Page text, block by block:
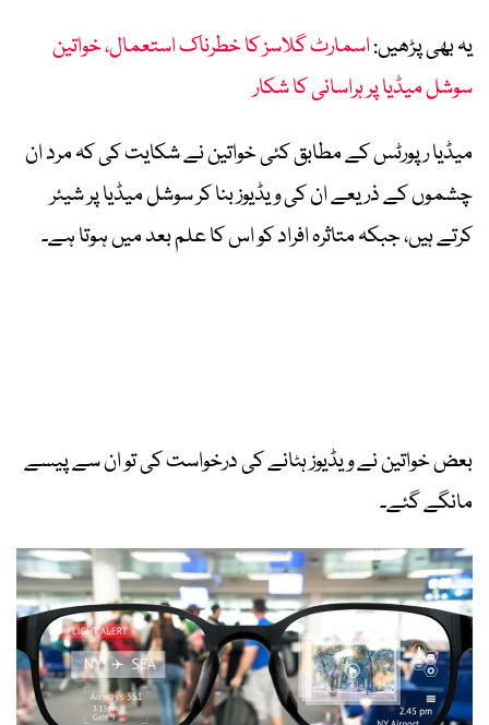
یہ بھی پڑھیں:اسمارٹ گلاسز کا خطرناک استعمال، خواتین
سوشل میڈیا پر ہراسانی کا شکار
میڈیا رپورٹس کے مطابق کئی خواتین نے شکایت کی کہ مرد ان
چشموں کے ذریعے ان کی ویڈیوز بنا کر سوشل میڈیا پر شیئر
کرتے ہیں، جبکہ متاثرہ افراد کو اس کا علم بعد میں ہوتا ہے۔
بعض خواتین نے ویڈیوز ہٹانے کی درخواست کی تو ان سے پیسے
مانگے گئے۔